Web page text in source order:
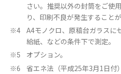
さい。推奨以外の封筒をご使
り、印刷不良が発生することが
※4
A4モノクロ、原稿台ガラスに
給紙、などの条件下で測定。
※5 オプション。
※6
省エネ法（平成25年3月1日付